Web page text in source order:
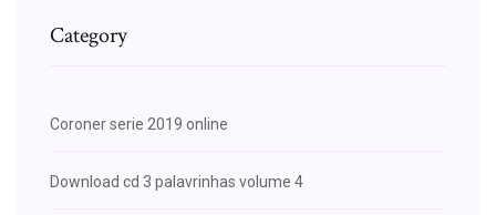
Category
Coroner serie 2019 online
Download cd 3 palavrinhas volume 4